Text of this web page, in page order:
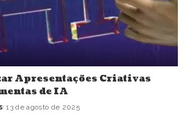
Apresentações Criativas
de IA
13 de agosto de 2025